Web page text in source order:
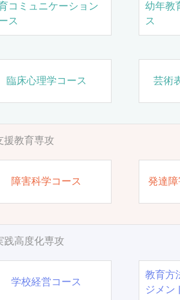
コミュニケーション
ス
幼年教
ス
臨床心理学コース 芸術
援教育専攻
障害科学コース 発達
践高度化専攻
学校経営コース
教育方
ジメン